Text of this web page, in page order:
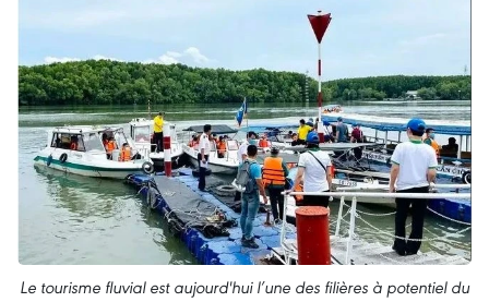
Le tourisme fluvial est aujourd'hui l’une des filières à potentiel du